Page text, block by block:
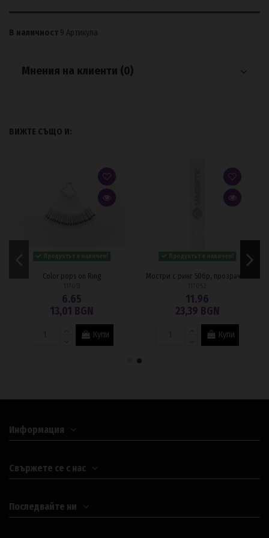
В наличност 9 Артикула
Мнения на клиенти (0)
ВИЖТЕ СЪЩО И:
Color pops on Ring
6.65
13,01 BGN
Купи
Мостри с ринг 50бр, прозрачни
11.96
23,39 BGN
Купи
Информация
Свържете се с нас
Последвайте ни